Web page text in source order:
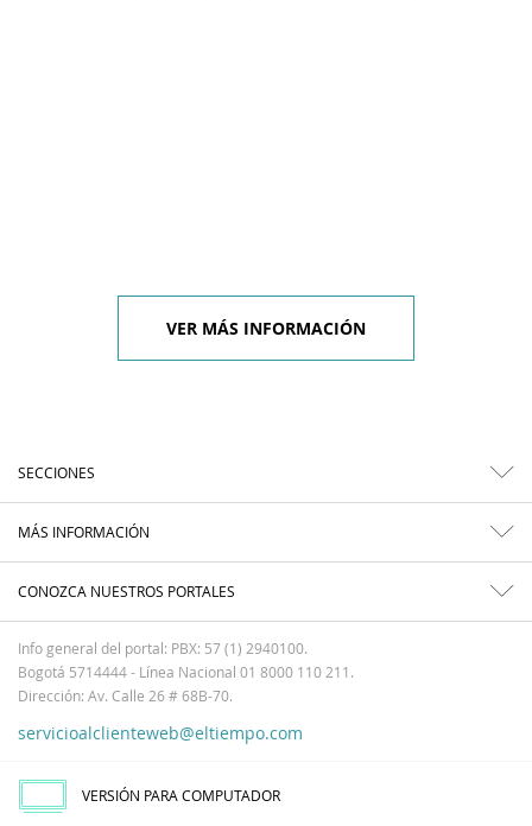
VER MÁS INFORMACIÓN
SECCIONES
MÁS INFORMACIÓN
CONOZCA NUESTROS PORTALES
Info general del portal: PBX: 57 (1) 2940100.
Bogotá 5714444 - Línea Nacional 01 8000 110 211.
Dirección: Av. Calle 26 # 68B-70.
servicioalclienteweb@eltiempo.com
VERSIÓN PARA COMPUTADOR